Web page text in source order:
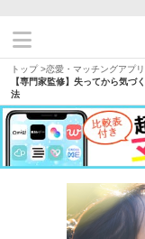
トップ>恋愛・マッチングアプリ
【専門家監修】失ってから気づ
法